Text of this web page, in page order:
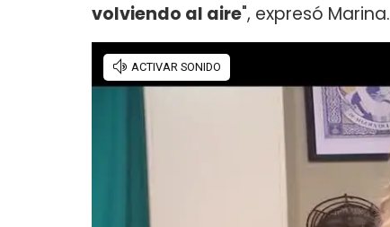
volviendo al aire", expresó Marina.